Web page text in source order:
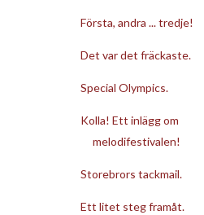
Första, andra ... tredje!
Det var det fräckaste.
Special Olympics.
Kolla! Ett inlägg om
melodifestivalen!
Storebrors tackmail.
Ett litet steg framåt.